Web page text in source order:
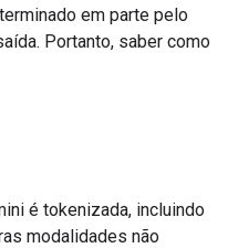
em parte pelo
Portanto, saber como
é tokenizada, incluindo
modalidades não